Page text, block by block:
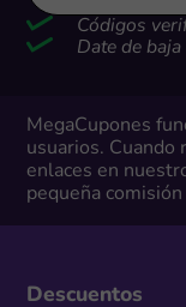
Códigos
Date de
MegaCupones
usuarios. Cuando
enlaces en
pequeña
Descuentos